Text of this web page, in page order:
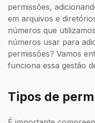
permissões,
em arquivos e
números que
números usar para
permissões? Vamos
funciona essa gestão
Tipos de